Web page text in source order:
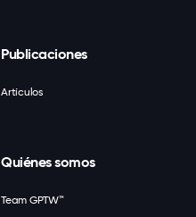
Publicaciones
Artículos
Quiénes somos
Team GPTW™